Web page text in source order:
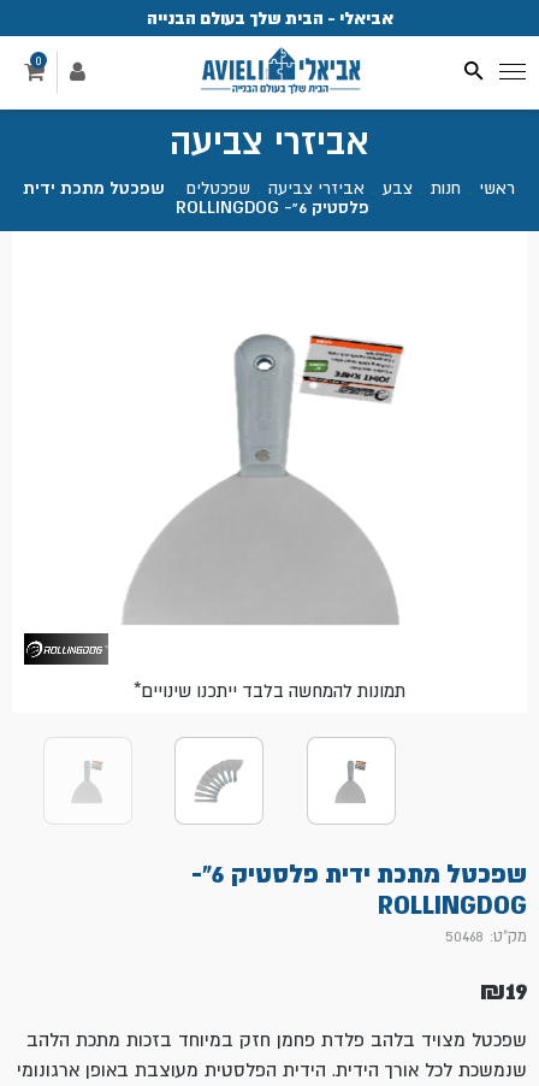
אביאלי - הבית שלך בעולם הבנייה
0
אביזרי צביעה
ראשי חנות צבע אביזרי צביעה שפכטלים
שפכטל מתכת ידית
פלסטיק 6"- ROLLINGDOG
שפכטל מתכת ידית פלסטיק 6"-
ROLLINGDOG
מק"ט: 50468
₪19
שפכטל מצויד בלהב פלדת פחמן חזק במיוחד בזכות מתכת הלהב
שנמשכת לכל אורך הידית. הידית הפלסטית מעוצבת באופן ארגונומי
*תמונות להמחשה בלבד ייתכנו שינויים